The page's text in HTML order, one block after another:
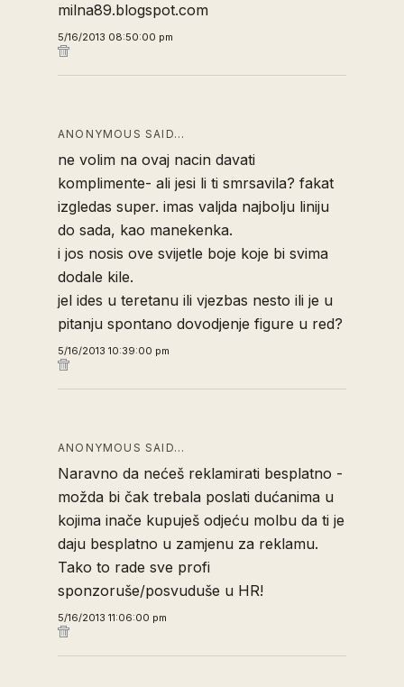
milna89.blogspot.com
5/16/2013 08:50:00 pm
ANONYMOUS SAID…
ne volim na ovaj nacin davati
komplimente- ali jesi li ti smrsavila? fakat
izgledas super. imas valjda najbolju liniju
do sada, kao manekenka.
i jos nosis ove svijetle boje koje bi svima
dodale kile.
jel ides u teretanu ili vjezbas nesto ili je u
pitanju spontano dovodjenje figure u red?
5/16/2013 10:39:00 pm
ANONYMOUS SAID…
Naravno da nećeš reklamirati besplatno -
možda bi čak trebala poslati dućanima u
kojima inače kupuješ odjeću molbu da ti je
daju besplatno u zamjenu za reklamu.
Tako to rade sve profi
sponzoruše/posvuduše u HR!
5/16/2013 11:06:00 pm